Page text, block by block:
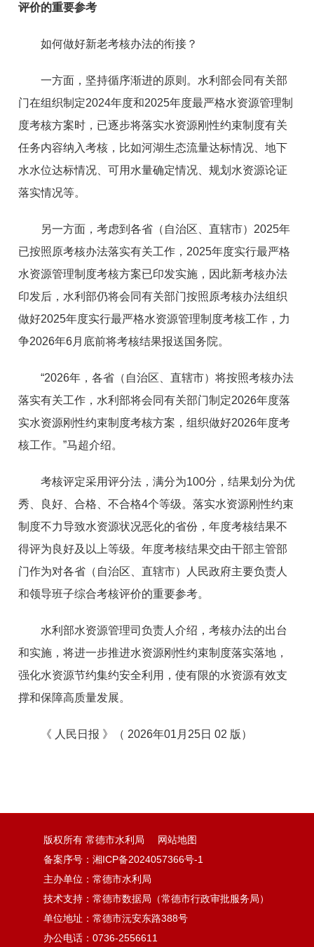
评价的重要参考
如何做好新老考核办法的衔接？
一方面，坚持循序渐进的原则。水利部会同有关部
门在组织制定2024年度和2025年度最严格水资源管理制
度考核方案时，已逐步将落实水资源刚性约束制度有关
任务内容纳入考核，比如河湖生态流量达标情况、地下
水水位达标情况、可用水量确定情况、规划水资源论证
落实情况等。
另一方面，考虑到各省（自治区、直辖市）2025年
已按照原考核办法落实有关工作，2025年度实行最严格
水资源管理制度考核方案已印发实施，因此新考核办法
印发后，水利部仍将会同有关部门按照原考核办法组织
做好2025年度实行最严格水资源管理制度考核工作，力
争2026年6月底前将考核结果报送国务院。
“2026年，各省（自治区、直辖市）将按照考核办法
落实有关工作，水利部将会同有关部门制定2026年度落
实水资源刚性约束制度考核方案，组织做好2026年度考
核工作。”马超介绍。
考核评定采用评分法，满分为100分，结果划分为优
秀、良好、合格、不合格4个等级。落实水资源刚性约束
制度不力导致水资源状况恶化的省份，年度考核结果不
得评为良好及以上等级。年度考核结果交由干部主管部
门作为对各省（自治区、直辖市）人民政府主要负责人
和领导班子综合考核评价的重要参考。
水利部水资源管理司负责人介绍，考核办法的出台
和实施，将进一步推进水资源刚性约束制度落实落地，
强化水资源节约集约安全利用，使有限的水资源有效支
撑和保障高质量发展。
《 人民日报 》（ 2026年01月25日 02 版）
版权所有 常德市水利局
网站地图
备案序号：湘ICP备2024057366号-1
主办单位：常德市水利局
技术支持：常德市数据局（常德市行政审批服务局）
单位地址：常德市沅安东路388号
办公电话：0736-2556611